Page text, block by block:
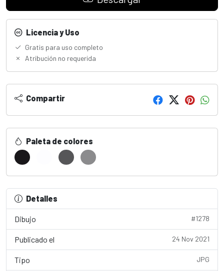
Licencia y Uso
Gratis para uso completo
Atribución no requerida
Compartir
Paleta de colores
Detalles
Dibujo #1278
Publicado el 24 Nov 2021
Tipo JPG